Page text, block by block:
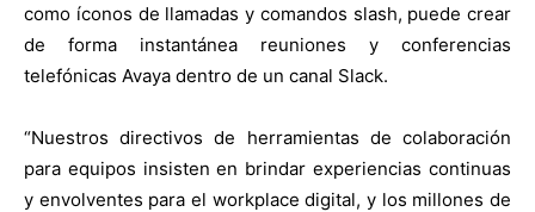
como íconos de llamadas y comandos slash, puede crear
de forma instantánea reuniones y conferencias
telefónicas Avaya dentro de un canal Slack.
“Nuestros directivos de herramientas de colaboración
para equipos insisten en brindar experiencias continuas
y envolventes para el workplace digital, y los millones de